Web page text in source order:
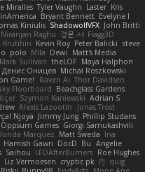
Miralles Tyler Vaughn Laster Kris
Bryant Bennett Evelyne I
Kiniulis ShadowolfVFX John Britti
Niranjan Raghu 경문 서 Flagg3D
Krutihin Kevin Roy Peter Balicki steve
polo Mila Dewi
Matt's Media
Mark Sullivan theLOF Maya Halphon
Денис Оницев Michał Roszkowski
Game!
Raven Ai Thor Davidsen
Floorboard Beachglass Gardens
Szymon Kaniewski Adrian S
Alexis Lazootin
Jonas Trost
Njoya Jimmy Jung Phillip Studans
Games Giorgi Samukashvili
Marquez Matt Sweda Ina
Hamish Gawn DocD Bu Angelie
Saihou LEDAfterBurners Roe Hughes
Liz Vermoesen cryptic pk PJ quig